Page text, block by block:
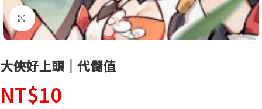
點擊放大
大俠好上頭｜代儲值
NT$10